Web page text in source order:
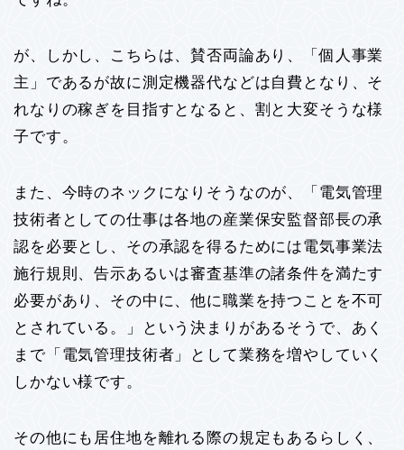
が、しかし、こちらは、賛否両論あり、「個人事業
主」であるが故に測定機器代などは自費となり、そ
れなりの稼ぎを目指すとなると、割と大変そうな様
子です。
また、今時のネックになりそうなのが、「電気管理
技術者としての仕事は各地の産業保安監督部長の承
認を必要とし、その承認を得るためには電気事業法
施行規則、告示あるいは審査基準の諸条件を満たす
必要があり、その中に、他に職業を持つことを不可
とされている。」という決まりがあるそうで、あく
まで「電気管理技術者」として業務を増やしていく
しかない様です。
その他にも居住地を離れる際の規定もあるらしく、